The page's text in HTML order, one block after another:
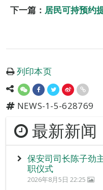
下一篇： 居民可持预约
列印本页
NEWS-1-5-628769
最新新闻
保安司司长陈子劲
职仪式
2026年8月5日 22:25